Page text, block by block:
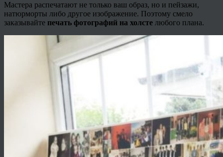
Мастера распечатают не только ваш образ, но и пейзажи,
натюрморты либо другое изображение. Поэтому смело
заказывайте печать фотографий на холсте любого плана.